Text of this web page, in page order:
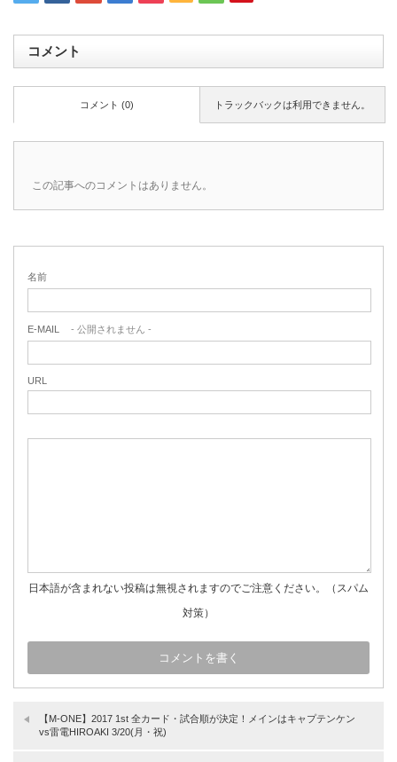
コメント
トラックバックは利用できません。
コメント (0)
この記事へのコメントはありません。
名前
E-MAIL - 公開されません -
URL
日本語が含まれない投稿は無視されますのでご注意ください。（スパム
対策）
【M-ONE】2017 1st 全カード・試合順が決定！メインはキャプテンケン
vs雷電HIROAKI 3/20(月・祝)